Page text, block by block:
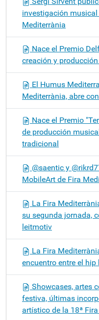
investigación
Mediterrània
Nace el Premio
creación y
El Humus
Mediterrània, abre
Nace el Premio
de producción
tradicional
@saentic y
MobileArt de Fira
La Fira
su segunda jornada,
leitmotiv
La Fira
encuentro entre el
Showcases, artes
festiva, últimas
artístico de la 18ª